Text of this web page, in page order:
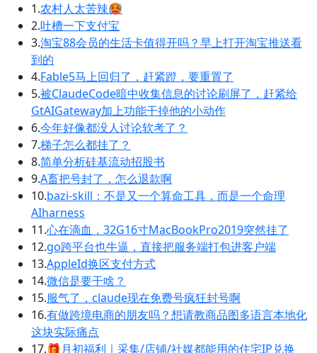
1.农村人太苦辣🥵
2.吐槽一下支付宝
3.淘宝88会员的生活卡值得开吗？早上打开淘宝推送看
到的
4.Fable5马上回归了，赶紧蹬，要重置了
5.被ClaudeCode暗中收集信息的讨论刷屏了，赶紧给
GtAIGateway加上功能干掉他的小动作
6.今年好像都没人讨论软考了？
7.梯子怎么都挂了？
8.简单分析硅基流动招股书
9.A畜把号封了，怎么退款啊
10.bazi-skill：不是又一个算命工具，而是一个命理
AIharness
11.心在滴血，32G16寸MacBookPro2019突然挂了
12.go跨平台也牛逼，直接把服务端打包进客户端
13.AppleId换区支付方式
14.微信是要干啥？
15.服气了，claude现在免费号疯狂封号啊
16.有做跨境电商的朋友吗？想请教商品图多语言本地化
这块实际痛点
17.🎁月初福利｜采集/店铺/社媒都能用的住宅IP兑换